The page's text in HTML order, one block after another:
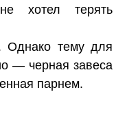
хотел терять
Однако тему для
— черная завеса
парнем.